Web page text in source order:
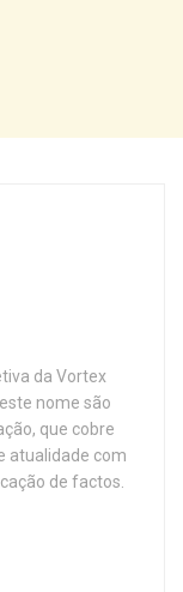
da Vortex
nome são
que cobre
atualidade com
de factos.